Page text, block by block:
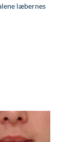
læbernes